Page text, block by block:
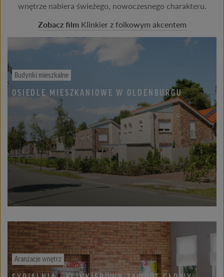
wnętrze nabiera świeżego, nowoczesnego charakteru.
Zobacz filmKlinkier z folkowym akcentem
Budynki mieszkalne
OSIEDLE MIESZKANIOWE W OLDENBURGU
Aranżacje wnętrz